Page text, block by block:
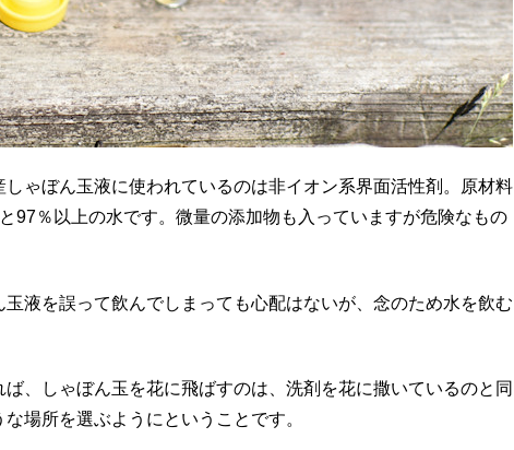
ゃぼん玉液に使われているのは非イオン系界面活性剤。原材料
97％以上の水です。微量の添加物も入っていますが危険なもの
液を誤って飲んでしまっても心配はないが、念のため水を飲む
、しゃぼん玉を花に飛ばすのは、洗剤を花に撒いているのと同
場所を選ぶようにということです。